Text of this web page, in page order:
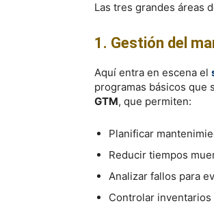
Las tres grandes áreas
1. Gestión del
Aquí entra en escena el
programas básicos que
GTM, que permiten:
Planificar
Reducir tiempos
Analizar fallos para
Controlar